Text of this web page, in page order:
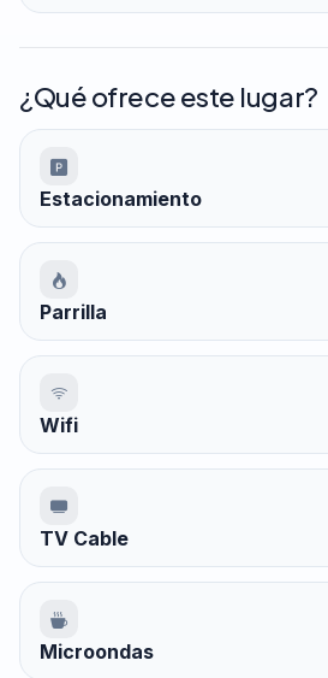
¿Qué ofrece este lugar?
Estacionamiento
Parrilla
Wifi
TV Cable
Microondas